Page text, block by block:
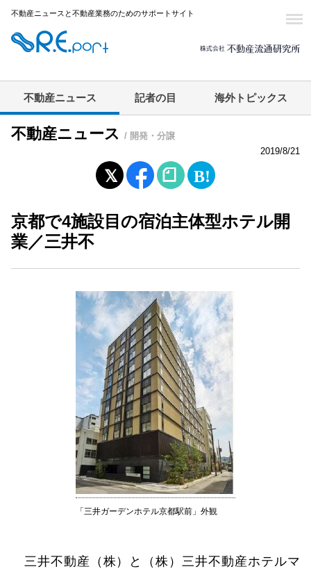
不動産ニュースと不動産業務のためのサポートサイト
不動産ニュース 記者の目 海外トピックス
不動産ニュース / 開発・分譲
2019/8/21
京都で4施設目の宿泊主体型ホテル開
業／三井不
「三井ガーデンホテル京都駅前」外観
三井不動産（株）と（株）三井不動産ホテルマ